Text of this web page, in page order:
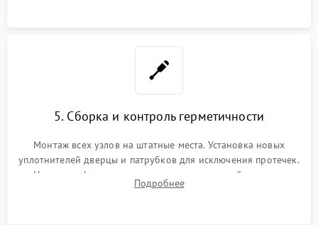
5. Сборка и контроль герметичности
Монтаж всех узлов на штатные места. Установка новых
уплотнителей дверцы и патрубков для исключения протечек.
Надежная фиксация хомутов гидравлической системы,
сборка корпуса и установка датчика поплавка.
Подробнее